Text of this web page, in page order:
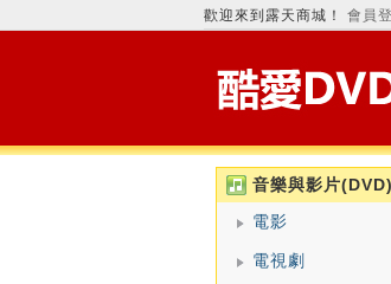
歡迎來到露天商城！ 會員
音樂與影片(DVD)
電影
電視劇